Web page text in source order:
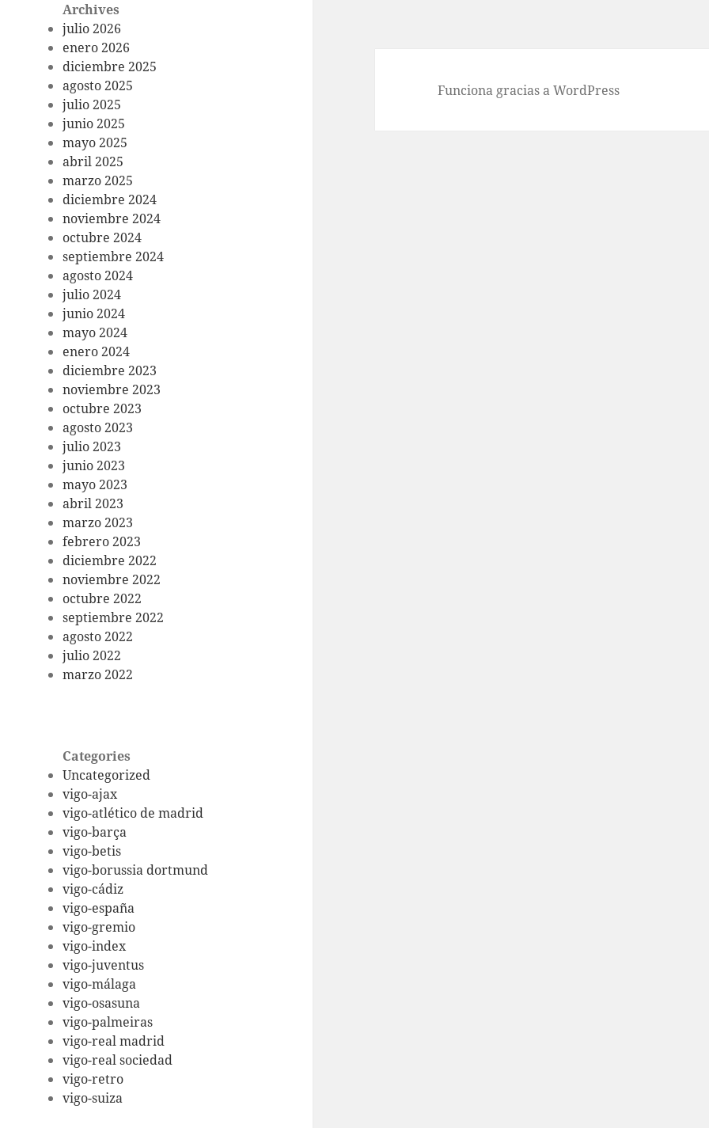
Archives
julio 2026
enero 2026
diciembre 2025
agosto 2025
julio 2025
junio 2025
mayo 2025
abril 2025
marzo 2025
diciembre 2024
noviembre 2024
octubre 2024
septiembre 2024
agosto 2024
julio 2024
junio 2024
mayo 2024
enero 2024
diciembre 2023
noviembre 2023
octubre 2023
agosto 2023
julio 2023
junio 2023
mayo 2023
abril 2023
marzo 2023
febrero 2023
diciembre 2022
noviembre 2022
octubre 2022
septiembre 2022
agosto 2022
julio 2022
marzo 2022
Categories
Uncategorized
vigo-ajax
vigo-atlético de madrid
vigo-barça
vigo-betis
vigo-borussia dortmund
vigo-cádiz
vigo-españa
vigo-gremio
vigo-index
vigo-juventus
vigo-málaga
vigo-osasuna
vigo-palmeiras
vigo-real madrid
vigo-real sociedad
vigo-retro
vigo-suiza
Funciona gracias a WordPress